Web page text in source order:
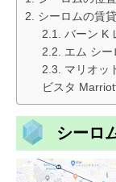
シーロムの賃
バーン K
エム シ
マリオッ
ビスタ
シーロ